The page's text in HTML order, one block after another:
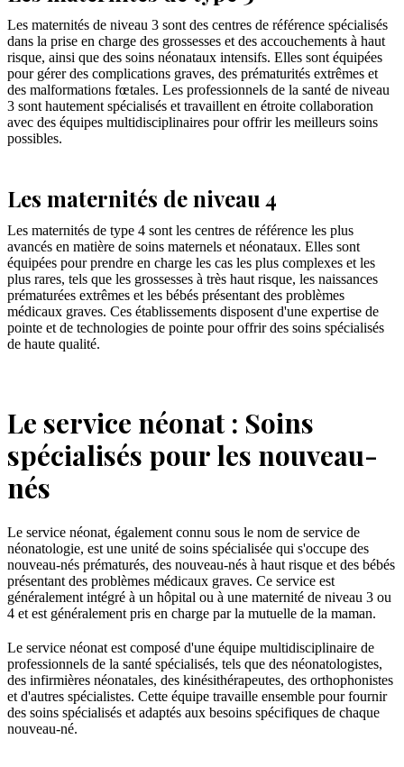
Les maternités de niveau 3 sont des centres de référence spécialisés
dans la prise en charge des grossesses et des accouchements à haut
risque, ainsi que des soins néonataux intensifs. Elles sont équipées
pour gérer des complications graves, des prématurités extrêmes et
des malformations fœtales. Les professionnels de la santé de niveau
3 sont hautement spécialisés et travaillent en étroite collaboration
avec des équipes multidisciplinaires pour offrir les meilleurs soins
possibles.
Les maternités de niveau 4
Les maternités de type 4 sont les centres de référence les plus
avancés en matière de soins maternels et néonataux. Elles sont
équipées pour prendre en charge les cas les plus complexes et les
plus rares, tels que les grossesses à très haut risque, les naissances
prématurées extrêmes et les bébés présentant des problèmes
médicaux graves. Ces établissements disposent d'une expertise de
pointe et de technologies de pointe pour offrir des soins spécialisés
de haute qualité.
Le service néonat : Soins
spécialisés pour les nouveau-
nés
Le service néonat, également connu sous le nom de service de
néonatologie, est une unité de soins spécialisée qui s'occupe des
nouveau-nés prématurés, des nouveau-nés à haut risque et des bébés
présentant des problèmes médicaux graves. Ce service est
généralement intégré à un hôpital ou à une maternité de niveau 3 ou
4 et est généralement pris en charge par la mutuelle de la maman.
Le service néonat est composé d'une équipe multidisciplinaire de
professionnels de la santé spécialisés, tels que des néonatologistes,
des infirmières néonatales, des kinésithérapeutes, des orthophonistes
et d'autres spécialistes. Cette équipe travaille ensemble pour fournir
des soins spécialisés et adaptés aux besoins spécifiques de chaque
nouveau-né.